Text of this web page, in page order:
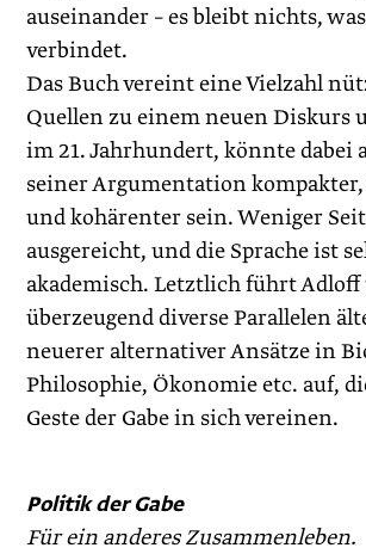
auseinander – es bleibt nichts,
verbindet.
Das Buch vereint eine Vielzahl
Quellen zu einem neuen Diskurs
im 21. Jahrhundert, könnte dabei
seiner Argumentation
und kohärenter sein. Weniger
ausgereicht, und die Sprache ist
akademisch. Letztlich führt Adloff
überzeugend diverse Parallelen
neuerer alternativer Ansätze in
Philosophie, Ökonomie etc. auf,
Geste der Gabe in sich vereinen.
Politik der Gabe
Für ein anderes Zusammenleben.